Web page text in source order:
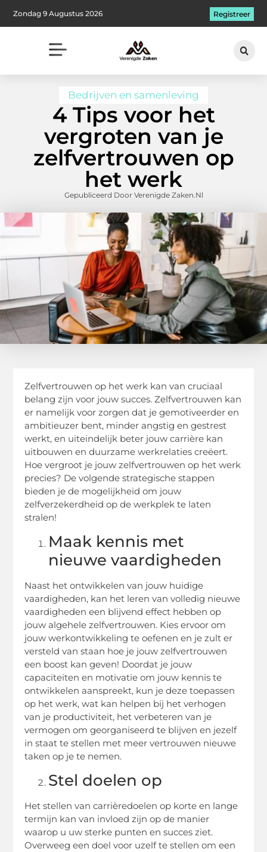
Zondag 9 Augustus 2026 Registreer
Bedrijven en samenleving
4 Tips voor het
vergroten van je
zelfvertrouwen op
het werk
Gepubliceerd Door Verenigde Zaken.nl
Zelfvertrouwen op het werk kan van cruciaal
belang zijn voor jouw succes. Zelfvertrouwen kan
er namelijk voor zorgen dat je gemotiveerder en
ambitieuzer bent, minder angstig en gestrest
werkt, en uiteindelijk beter jouw carrière kan
uitbouwen en duurzame werkrelaties creëert.
Hoe vergroot je jouw zelfvertrouwen op het werk
precies? De volgende strategische stappen
bieden je de mogelijkheid om jouw
zelfverzekerdheid op de werkplek te laten
stralen!
Maak kennis met
nieuwe vaardigheden
Naast het ontwikkelen van jouw huidige
vaardigheden, kan het leren van volledig nieuwe
vaardigheden een blijvend effect hebben op
jouw algehele zelfvertrouwen. Kies ervoor om
jouw werkontwikkeling te oefenen en je zult er
versteld van staan hoe je jouw zelfvertrouwen
een boost kan geven! Doordat je jouw
capaciteiten en motivatie om jouw kennis te
ontwikkelen aanspreekt, kun je deze toepassen
op het werk, wat kan helpen bij het verhogen
van je productiviteit, het verbeteren van je
vermogen om georganiseerd te blijven en jezelf
in staat te stellen met meer vertrouwen nieuwe
taken op je te nemen.
Stel doelen op
Het stellen van carrièredoelen op korte en lange
termijn kan van invloed zijn op de manier
waarop u uw sterke punten en succes ziet.
Overweeg een doel voor uzelf te stellen om een